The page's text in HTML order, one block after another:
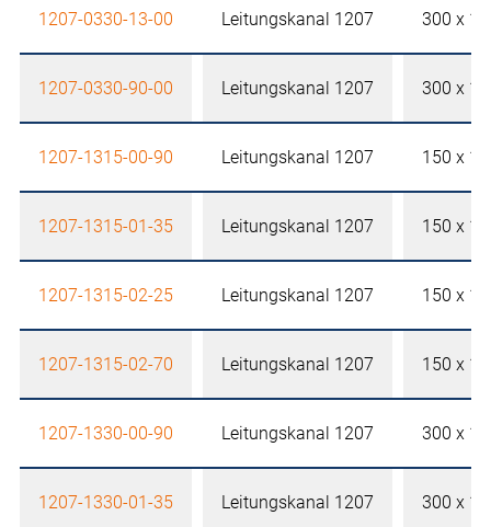
1207-0330-13-00 Leitungskanal 1207 300 x
1207-0330-90-00 Leitungskanal 1207 300 x
1207-1315-00-90 Leitungskanal 1207 150 x
1207-1315-01-35 Leitungskanal 1207 150 x
1207-1315-02-25 Leitungskanal 1207 150 x
1207-1315-02-70 Leitungskanal 1207 150 x
1207-1330-00-90 Leitungskanal 1207 300 x
1207-1330-01-35 Leitungskanal 1207 300 x